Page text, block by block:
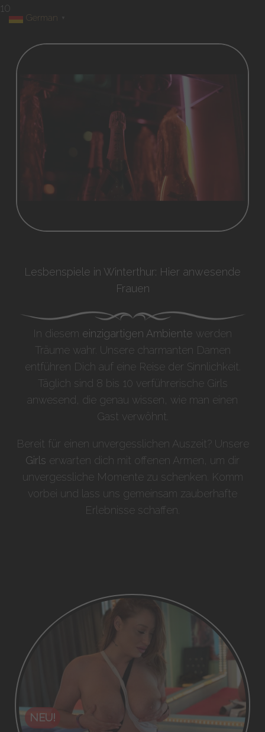
10
Lesbenspiele in Winterthur: Hier anwesende
Frauen
In diesem einzigartigen Ambiente werden
Träume wahr. Unsere charmanten Damen
entführen Dich auf eine Reise der Sinnlichkeit.
Täglich sind 8 bis 10 verführerische Girls
anwesend, die genau wissen, wie man einen
Gast verwöhnt.
Bereit für einen unvergesslichen Auszeit? Unsere
Girls erwarten dich mit offenen Armen, um dir
unvergessliche Momente zu schenken. Komm
vorbei und lass uns gemeinsam zauberhafte
Erlebnisse schaffen.
NEU!
German